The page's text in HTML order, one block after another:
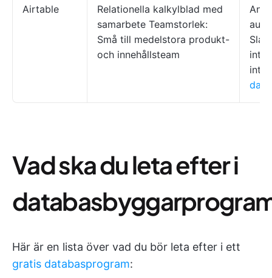
Airtable
Relationella kalkylblad med
samarbete Teamstorlek:
Små till medelstora produkt-
och innehållsteam
Vad ska du leta efter i
Här är en lista över vad du bör leta efter i ett
gratis databasprogram: